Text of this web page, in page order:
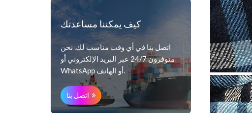
كيف يمكننا مساعدتك
اتصل بنا في أي وقت مناسب لك. نحن
متوفرون 24/7 عبر البريد الإلكتروني أو
WhatsApp أو الهاتف.
اتصل بنا